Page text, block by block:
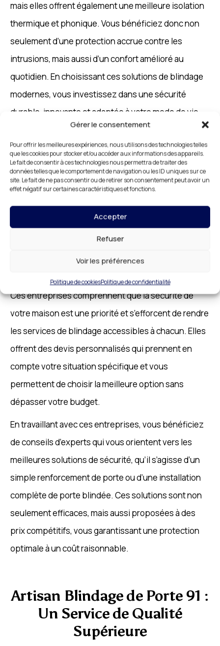
Gérer le consentement
Pour offrir les meilleures expériences, nous utilisons des technologies telles
que les cookies pour stocker et/ou accéder aux informations des appareils.
Le fait de consentir à ces technologies nous permettra de traiter des
données telles que le comportement de navigation ou les ID uniques sur ce
site. Le fait de ne pas consentir ou de retirer son consentement peut avoir un
effet négatif sur certaines caractéristiques et fonctions.
Accepter
Refuser
Voir les préférences
Politique de cookiesPolitique de confidentialité
mais elles offrent également une meilleure isolation
thermique et phonique. Vous bénéficiez donc non
seulement d’une protection accrue contre les
intrusions, mais aussi d’un confort amélioré au
quotidien. En choisissant ces solutions de blindage
modernes, vous investissez dans une sécurité
durable, innovante et adaptée à votre mode de vie.
Entreprise de Blindage de
Porte 91 : Protection
Abordable pour Tous
La sécurité de votre domicile ne doit pas forcément
être coûteuse. À 91, les entreprises spécialisées
dans le blindage de porte vous proposent des
solutions abordables adaptées à tous les budgets.
Ces entreprises comprennent que la sécurité de
votre maison est une priorité et s’efforcent de rendre
les services de blindage accessibles à chacun. Elles
offrent des devis personnalisés qui prennent en
compte votre situation spécifique et vous
permettent de choisir la meilleure option sans
dépasser votre budget.
En travaillant avec ces entreprises, vous bénéficiez
de conseils d’experts qui vous orientent vers les
meilleures solutions de sécurité, qu’il s’agisse d’un
simple renforcement de porte ou d’une installation
complète de porte blindée. Ces solutions sont non
seulement efficaces, mais aussi proposées à des
prix compétitifs, vous garantissant une protection
optimale à un coût raisonnable.
Artisan Blindage de Porte 91 :
Un Service de Qualité
Supérieure